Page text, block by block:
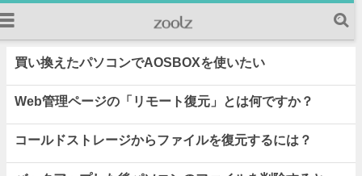
買い換えたパソコンでAOSBOXを使いたい
Web管理ページの「リモート復元」とは何ですか？
コールドストレージからファイルを復元するには？